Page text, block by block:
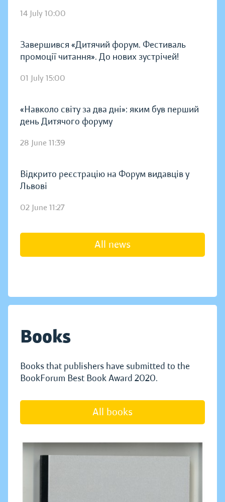
14 July 10:00
Завершився «Дитячий форум. Фестиваль
промоції читання». До нових зустрічей!
01 July 15:00
«Навколо світу за два дні»: яким був перший
день Дитячого форуму
28 June 11:39
Відкрито реєстрацію на Форум видавців у
Львові
02 June 11:27
All news
Books
Books that publishers have submitted to the
BookForum Best Book Award 2020.
All books